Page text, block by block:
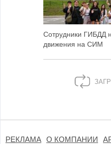
Сотрудники ГИБДД
движения на СИМ
РЕКЛАМА О КОМПАНИИ